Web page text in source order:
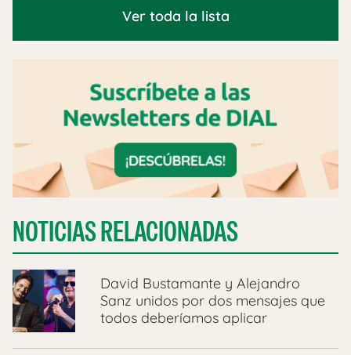
Ver toda la lista
NOTICIAS RELACIONADAS
David Bustamante y Alejandro
Sanz unidos por dos mensajes que
todos deberíamos aplicar